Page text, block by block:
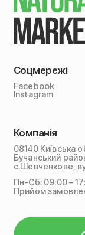
Соцмережі
Facebook
Instagram
Компанія
08140 Київська
Бучанський
с.Шевченкове,
Пн-Сб: 09:00 –
Прийом